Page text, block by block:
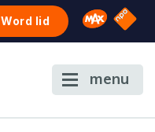
Word lid Omroep
NPO
menu